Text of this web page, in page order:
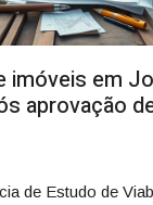
imóveis em
aprovação
de Estudo de